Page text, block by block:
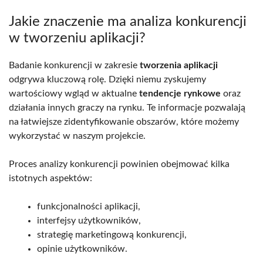
Jakie znaczenie ma analiza konkurencji
w tworzeniu aplikacji?
Badanie konkurencji w zakresie tworzenia aplikacji
odgrywa kluczową rolę. Dzięki niemu zyskujemy
wartościowy wgląd w aktualne tendencje rynkowe oraz
działania innych graczy na rynku. Te informacje pozwalają
na łatwiejsze zidentyfikowanie obszarów, które możemy
wykorzystać w naszym projekcie.
Proces analizy konkurencji powinien obejmować kilka
istotnych aspektów:
funkcjonalności aplikacji,
interfejsy użytkowników,
strategię marketingową konkurencji,
opinie użytkowników.